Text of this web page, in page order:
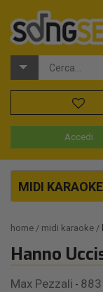
Accedi
MIDI KARAOKE
home midi karaoke
Hanno
Max Pezzali - 883